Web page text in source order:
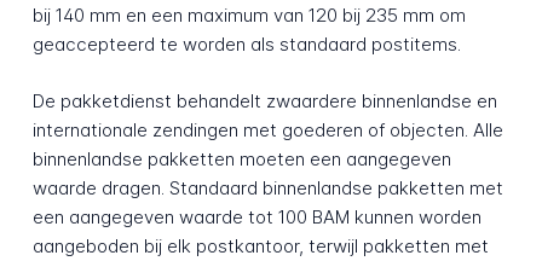
bij 140 mm en een maximum van 120 bij 235 mm om
geaccepteerd te worden als standaard postitems.
De pakketdienst behandelt zwaardere binnenlandse en
internationale zendingen met goederen of objecten. Alle
binnenlandse pakketten moeten een aangegeven
waarde dragen. Standaard binnenlandse pakketten met
een aangegeven waarde tot 100 BAM kunnen worden
aangeboden bij elk postkantoor, terwijl pakketten met